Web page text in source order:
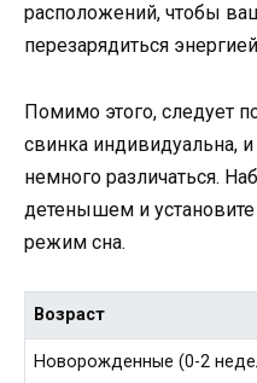
расположений, чтобы
перезарядиться
Помимо этого, следует
свинка индивидуальна,
немного различаться.
детенышем и
режим сна.
Возраст
Новорожденные (0-2